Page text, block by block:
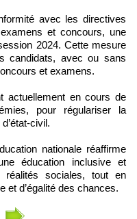
avec les directives
et concours, une
2024. Cette mesure
candidats, avec ou sans
et examens.
actuellement en cours de
pour régulariser la
civil.
nationale réaffirme
éducation inclusive et
réalités sociales, tout en
et d’égalité des chances.